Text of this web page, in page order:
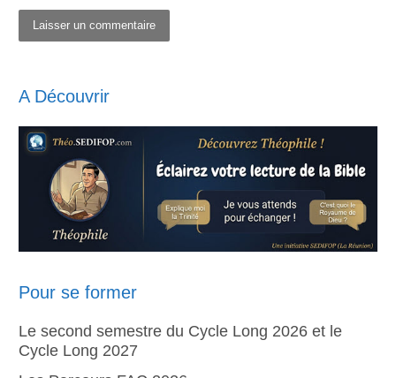
A Découvrir
Pour se former
Le second semestre du Cycle Long 2026 et le
Cycle Long 2027